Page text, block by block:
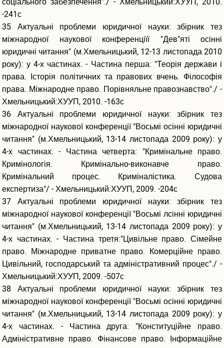
-241с
35 Актуальні проблеми юридичної науки: збірник тез
міжнародної наукової конференціїї "Дев"яті осінні
юридичні читання" (м.Хмельницький, 12-13 листопада 2010
року): у 4-х частинах. - Частина перша: "Теорія держави і
права. Історія політичних та правових вчень. Філософія
права. Міжнародне право. Порівняльне правознавство"./ -
Хмельницький:ХУУП, 2010. -163с
36 Актуальні проблеми юридичної науки: збірник тез
міжнародної наукової конференції "Восьмі осінні юридичні
читання" (м.Хмельницький, 13-14 листопада 2009 року): у
4-х частинах. - Частина четверта: "Кримінальне право.
Кримінологія. Кримінально-виконавче право.
Кримінальний процес. Криміналістика. Судова
експертиза"/ - Хмельницький:ХУУП, 2009. -204с
37 Актуальні проблеми юридичної науки: збірник тез
міжнародної наукової конференції "Восьмі лсінні юридичні
читання" (м.Хмельницький, 13-14 листопада 2009 року): у
4-х частинах. - Частина третя:"Цивільне право. Сімейне
право. Міжнародне приватне право. Комерційне право.
Цивільний, господарський та адміністративний процес"./ -
Хмельницький:ХУУП, 2009. -507с
38 Актуальні проблеми юридичної науки: збірник тез
міжнародної наукової конференції "Восьмі осінні юридичні
читання" (м.Хмельницький, 13-14 листопада 2009 року): у
4-х частинах. - Частина друга: "Конституційне право.
Адміністративне право. Фінансове право. Інформаційне